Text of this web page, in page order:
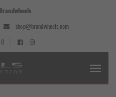
shop@brandwheels.com
0